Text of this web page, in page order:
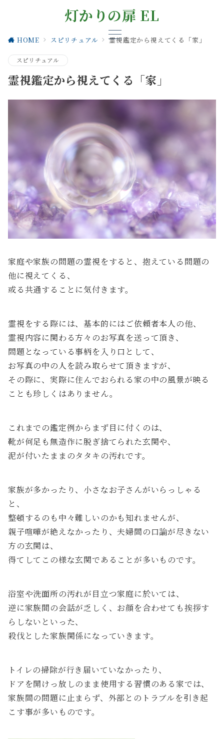
灯かりの扉 EL
HOME スピリチュアル 霊視鑑定から視えてくる「家」
スピリチュアル
霊視鑑定から視えてくる「家」
家庭や家族の問題の霊視をすると、抱えている問題の
他に視えてくる、
或る共通することに気付きます。
霊視をする際には、基本的にはご依頼者本人の他、
霊視内容に関わる方々のお写真を送って頂き、
問題となっている事柄を入り口として、
お写真の中の人を読み取らせて頂きますが、
その際に、実際に住んでおられる家の中の風景が映る
ことも珍しくはありません。
これまでの鑑定例からまず目に付くのは、
靴が何足も無造作に脱ぎ捨てられた玄関や、
泥が付いたままのタタキの汚れです。
家族が多かったり、小さなお子さんがいらっしゃる
と、
整頓するのも中々難しいのかも知れませんが、
親子喧嘩が絶えなかったり、夫婦間の口論が尽きない
方の玄関は、
得てしてこの様な玄関であることが多いものです。
浴室や洗面所の汚れが目立つ家庭に於いては、
逆に家族間の会話が乏しく、お顔を合わせても挨拶す
らしないといった、
殺伐とした家族関係になっていきます。
トイレの掃除が行き届いていなかったり、
ドアを開けっ放しのまま使用する習慣のある家では、
家族間の問題に止まらず、外部とのトラブルを引き起
こす事が多いものです。